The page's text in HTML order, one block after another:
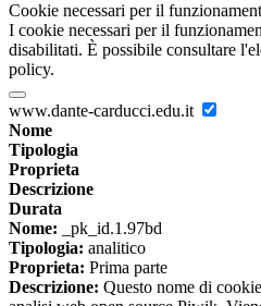
Cookie necessari per il
I cookie necessari per il
disabilitati. È possibile consultare
policy.
www.dante-carducci.edu.it
Nome
Tipologia
Proprieta
Descrizione
Durata
Nome: _pk_id.1.97bd
Tipologia: analitico
Proprieta: Prima parte
Descrizione: Questo nome di